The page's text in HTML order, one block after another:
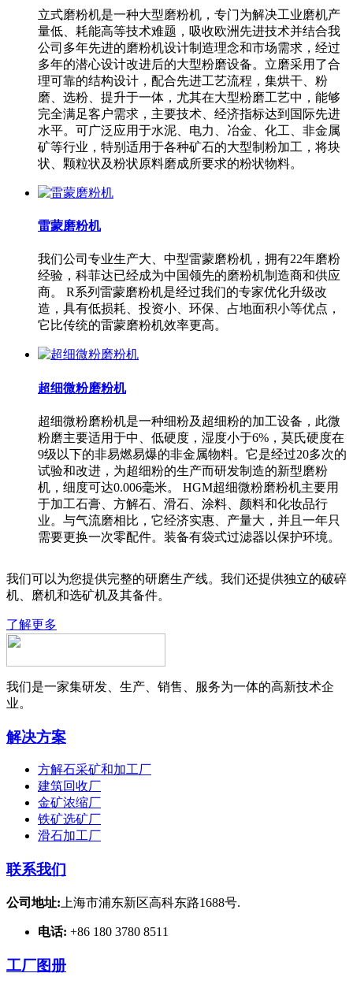
立式磨粉机是一种大型磨粉机，专门为解决工业磨机产
量低、耗能高等技术难题，吸收欧洲先进技术并结合我
公司多年先进的磨粉机设计制造理念和市场需求，经过
多年的潜心设计改进后的大型粉磨设备。立磨采用了合
理可靠的结构设计，配合先进工艺流程，集烘干、粉
磨、选粉、提升于一体，尤其在大型粉磨工艺中，能够
完全满足客户需求，主要技术、经济指标达到国际先进
水平。可广泛应用于水泥、电力、冶金、化工、非金属
矿等行业，特别适用于各种矿石的大型制粉加工，将块
状、颗粒状及粉状原料磨成所要求的粉状物料。
雷蒙磨粉机
我们公司专业生产大、中型雷蒙磨粉机，拥有22年磨粉
经验，科菲达已经成为中国领先的磨粉机制造商和供应
商。 R系列雷蒙磨粉机是经过我们的专家优化升级改
造，具有低损耗、投资小、环保、占地面积小等优点，
它比传统的雷蒙磨粉机效率更高。
超细微粉磨粉机
超细微粉磨粉机是一种细粉及超细粉的加工设备，此微
粉磨主要适用于中、低硬度，湿度小于6%，莫氏硬度在
9级以下的非易燃易爆的非金属物料。它是经过20多次的
试验和改进，为超细粉的生产而研发制造的新型磨粉
机，细度可达0.006毫米。 HGM超细微粉磨粉机主要用
于加工石膏、方解石、滑石、涂料、颜料和化妆品行
业。与气流磨相比，它经济实惠、产量大，并且一年只
需要更换一次零配件。装备有袋式过滤器以保护环境。
我们可以为您提供完整的研磨生产线。我们还提供独立的破碎
机、磨机和选矿机及其备件。
了解更多
我们是一家集研发、生产、销售、服务为一体的高新技术企
业。
解决方案
方解石采矿和加工厂
建筑回收厂
金矿浓缩厂
铁矿选矿厂
滑石加工厂
联系我们
公司地址: 上海市浦东新区高科东路1688号.
电话: +86 180 3780 8511
工厂图册